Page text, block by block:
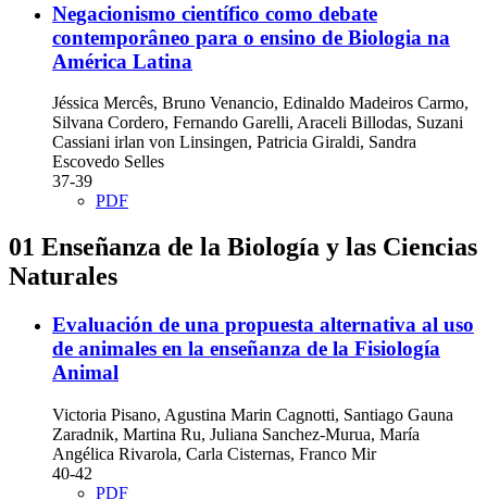
Negacionismo científico como debate
contemporâneo para o ensino de Biologia na
América Latina
Jéssica Mercês, Bruno Venancio, Edinaldo Madeiros Carmo,
Silvana Cordero, Fernando Garelli, Araceli Billodas, Suzani
Cassiani irlan von Linsingen, Patricia Giraldi, Sandra
Escovedo Selles
37-39
PDF
01 Enseñanza de la Biología y las Ciencias
Naturales
Evaluación de una propuesta alternativa al uso
de animales en la enseñanza de la Fisiología
Animal
Victoria Pisano, Agustina Marin Cagnotti, Santiago Gauna
Zaradnik, Martina Ru, Juliana Sanchez-Murua, María
Angélica Rivarola, Carla Cisternas, Franco Mir
40-42
PDF